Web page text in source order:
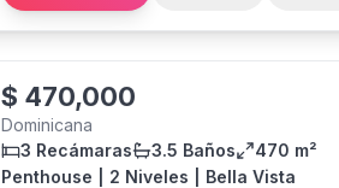
climatizado ALQUILER LINEA BLANCA
$ 470,000
Dominicana
3 Recámaras
3.5 Baños
470 m²
Penthouse | 2 Niveles | Bella Vista